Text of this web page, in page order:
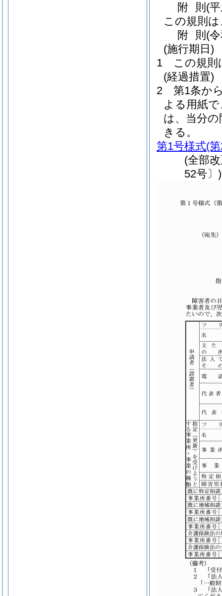
附 則 (
この規則
附 則 (
(施行期日)
1
この規則
(経過措置)
2
第1条か
よる用紙
は、当分
きる。
第1号様式(
(全部
52号〕)